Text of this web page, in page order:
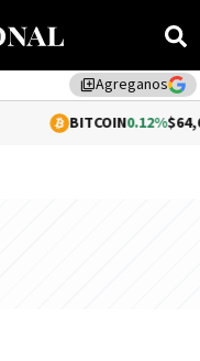
library_addAgreganos
0.12%$64,620.01